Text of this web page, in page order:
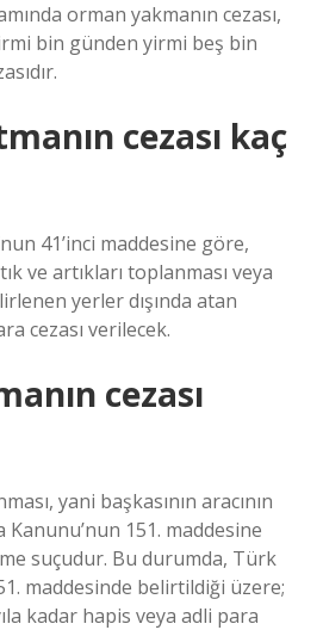
orman yakmanın cezası,
bin günden yirmi beş bin
cezası kaç
41’inci maddesine göre,
ve artıkları toplanması veya
yerler dışında atan
cezası verilecek.
cezası
yani başkasının aracının
Kanunu’nun 151. maddesine
suçudur. Bu durumda, Türk
maddesinde belirtildiği üzere;
kadar hapis veya adli para